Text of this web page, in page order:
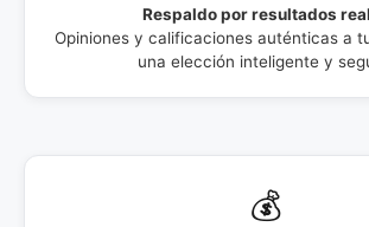
Respaldo por resultados
Opiniones y calificaciones auténticas a
una elección inteligente y
💰